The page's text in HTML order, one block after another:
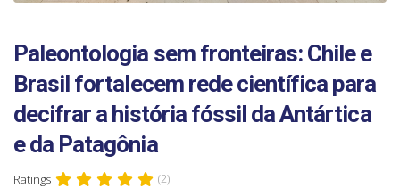
Paleontologia sem fronteiras: Chile e
Brasil fortalecem rede científica para
decifrar a história fóssil da Antártica
e da Patagônia
Ratings (2)